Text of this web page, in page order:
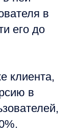
в
его до
клиента,
в